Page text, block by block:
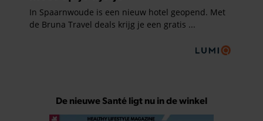
De nieuwe Santé ligt nu in de winkel